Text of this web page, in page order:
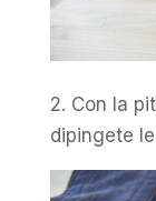
2. Con la
dipingete